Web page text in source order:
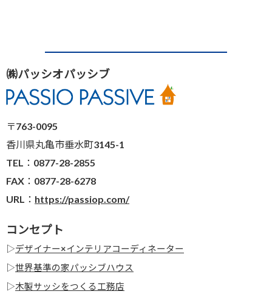
㈱パッシオパッシブ
〒763-0095
香川県丸亀市垂水町3145-1
TEL：0877-28-2855
FAX：0877-28-6278
URL： https://passiop.com/
コンセプト
▷デザイナー×インテリアコーディネーター
▷世界基準の家パッシブハウス
▷木製サッシをつくる工務店